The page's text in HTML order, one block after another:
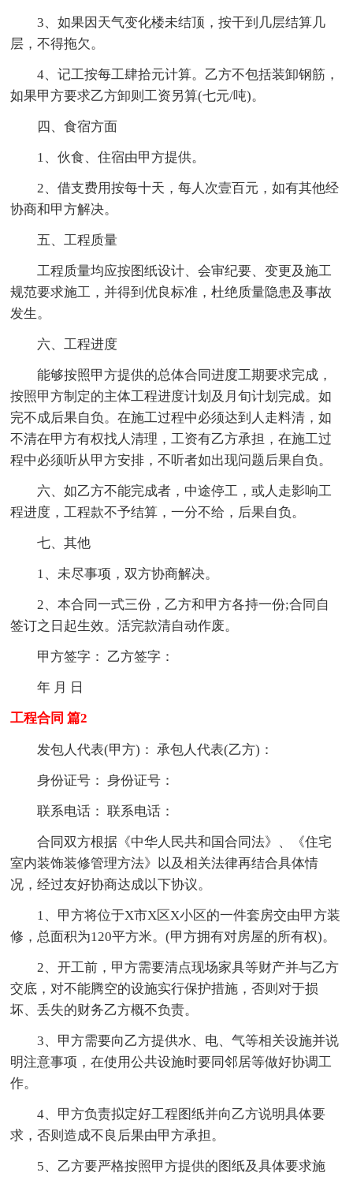
3、如果因天气变化楼未结顶，按干到几层结算几
层，不得拖欠。
4、记工按每工肆拾元计算。乙方不包括装卸钢筋，
如果甲方要求乙方卸则工资另算(七元/吨)。
四、食宿方面
1、伙食、住宿由甲方提供。
2、借支费用按每十天，每人次壹百元，如有其他经
协商和甲方解决。
五、工程质量
工程质量均应按图纸设计、会审纪要、变更及施工
规范要求施工，并得到优良标准，杜绝质量隐患及事故
发生。
六、工程进度
能够按照甲方提供的总体合同进度工期要求完成，
按照甲方制定的主体工程进度计划及月旬计划完成。如
完不成后果自负。在施工过程中必须达到人走料清，如
不清在甲方有权找人清理，工资有乙方承担，在施工过
程中必须听从甲方安排，不听者如出现问题后果自负。
六、如乙方不能完成者，中途停工，或人走影响工
程进度，工程款不予结算，一分不给，后果自负。
七、其他
1、未尽事项，双方协商解决。
2、本合同一式三份，乙方和甲方各持一份;合同自
签订之日起生效。活完款清自动作废。
甲方签字： 乙方签字：
年 月 日
工程合同 篇2
发包人代表(甲方)： 承包人代表(乙方)：
身份证号： 身份证号：
联系电话： 联系电话：
合同双方根据《中华人民共和国合同法》、《住宅
室内装饰装修管理方法》以及相关法律再结合具体情
况，经过友好协商达成以下协议。
1、甲方将位于X市X区X小区的一件套房交由甲方装
修，总面积为120平方米。(甲方拥有对房屋的所有权)。
2、开工前，甲方需要清点现场家具等财产并与乙方
交底，对不能腾空的设施实行保护措施，否则对于损
坏、丢失的财务乙方概不负责。
3、甲方需要向乙方提供水、电、气等相关设施并说
明注意事项，在使用公共设施时要同邻居等做好协调工
作。
4、甲方负责拟定好工程图纸并向乙方说明具体要
求，否则造成不良后果由甲方承担。
5、乙方要严格按照甲方提供的图纸及具体要求施